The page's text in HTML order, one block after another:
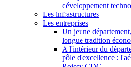
développement
Les infrastructures
Les entreprises
Un jeune
longue tradition
A l'intérieur du
pôle d'excellence :